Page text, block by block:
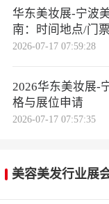
华东美妆展-宁波
南：时间地点/门
2026-07-17 07:59:28
2026华东美妆展-
格与展位申请
2026-07-17 07:57:35
美容美发行业展